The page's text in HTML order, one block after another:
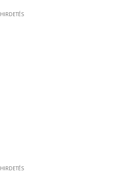
HIRDETÉS
HIRDETÉS